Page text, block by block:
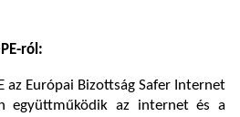
ról:
az Európai Bizottság Safer Internet
együttműködik az internet és a